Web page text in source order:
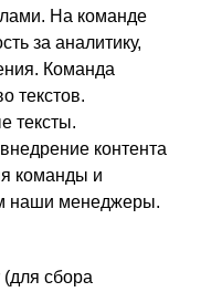
На команде
за аналитику,
Команда
текстов.
тексты.
контента
команды и
наши менеджеры.
сбора